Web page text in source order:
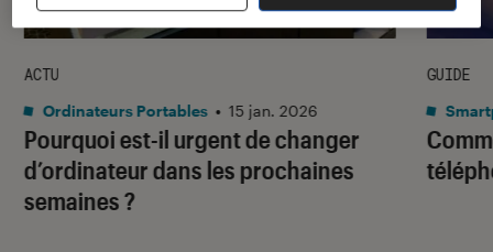
Pourquoi est-il urgent de changer
d’ordinateur dans les prochaines
semaines ?
ACTU
Ordinateurs Portables • 15 jan. 2026
GUIDE